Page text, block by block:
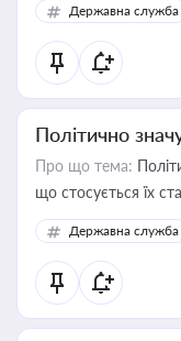
Державна служба
Політично
Про що тема:
що стосується їх
Державна служба